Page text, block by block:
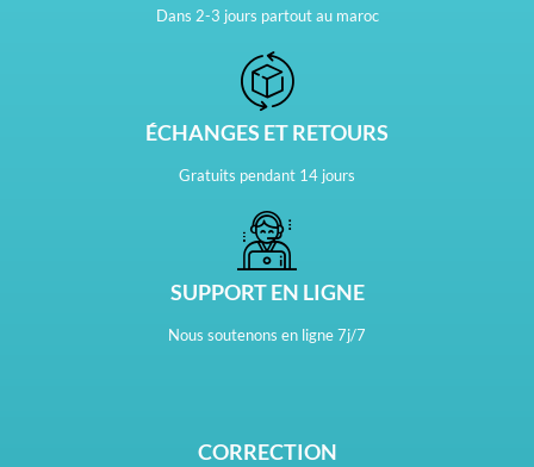
Dans 2-3 jours partout au maroc
ÉCHANGES ET RETOURS
Gratuits pendant 14 jours
SUPPORT EN LIGNE
Nous soutenons en ligne 7j/7
CORRECTION